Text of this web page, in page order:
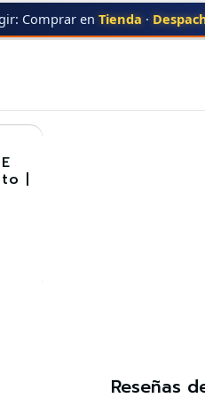
Comprar en Tienda ·
MLT-D203E
MLT-
|
Reseñas